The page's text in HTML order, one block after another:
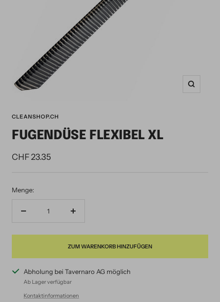
Zoom
CLEANSHOP.CH
FUGENDÜSE FLEXIBEL XL
Angebotspreis
CHF 23.35
Menge:
Menge
ZUM WARENKORB HINZUFÜGEN
Abholung bei Tavernaro AG möglich
Ab Lager verfügbar
Kontaktinformationen